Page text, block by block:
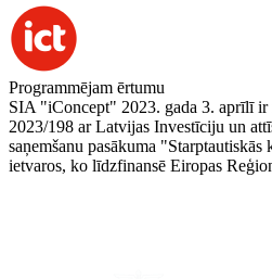
Programmējam ērtumu
SIA "iConcept" 2023. gada 3. aprīlī
2023/198 ar Latvijas Investīciju un
saņemšanu pasākuma "Starptautiskās
ietvaros, ko līdzfinansē Eiropas